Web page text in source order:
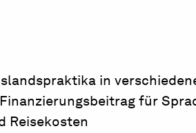
in
für
Reisekosten